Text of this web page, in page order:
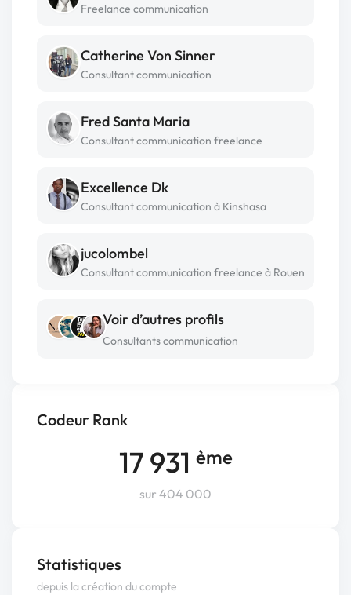
Codeur Rank
17 931 ème
sur 404 000
Statistiques
depuis la création du compte
Freelance communication
Catherine Von Sinner
Consultant communication
Fred Santa Maria
Consultant communication freelance
Excellence Dk
Consultant communication à Kinshasa
jucolombel
Consultant communication freelance à Rouen
Voir d’autres profils
Consultants communication